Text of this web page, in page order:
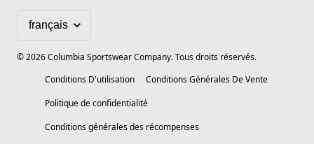
©2026Columbia Sportswear Company. Tous droits réservés.
Conditions D'utilisation
Conditions Générales De Vente
Politique de confidentialité
Conditions générales des récompenses